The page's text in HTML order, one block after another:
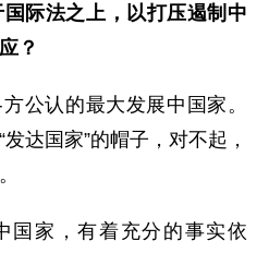
际法之上，以打压遏制中
？
公认的最大发展中国家。
达国家”的帽子，对不起，
国家，有着充分的事实依